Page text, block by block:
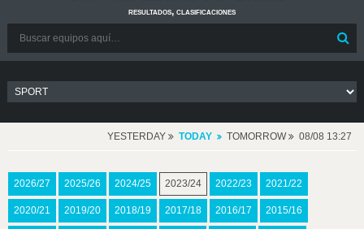
resultados, clasificaciones
YESTERDAY TODAY TOMORROW 08/08 13:27
2026/27 2025/26 2024/25 2023/24 2022/23 2021/22
2020/21 2019/20 2018/19 2017/18 2016/17 2015/16